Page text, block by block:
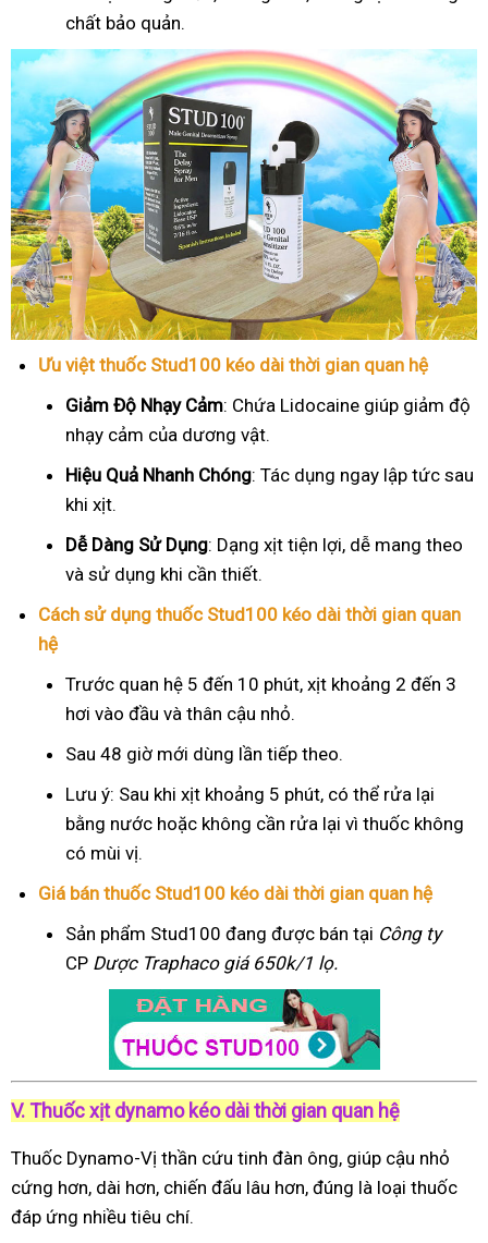
chất bảo quản.
Ưu việt thuốc Stud100 kéo dài thời gian quan hệ
Giảm Độ Nhạy Cảm: Chứa Lidocaine giúp giảm độ
nhạy cảm của dương vật.
Hiệu Quả Nhanh Chóng: Tác dụng ngay lập tức sau
khi xịt.
Dễ Dàng Sử Dụng: Dạng xịt tiện lợi, dễ mang theo
và sử dụng khi cần thiết.
Cách sử dụng thuốc Stud100 kéo dài thời gian quan
hệ
Trước quan hệ 5 đến 10 phút, xịt khoảng 2 đến 3
hơi vào đầu và thân cậu nhỏ.
Sau 48 giờ mới dùng lần tiếp theo.
Lưu ý: Sau khi xịt khoảng 5 phút, có thể rửa lại
bằng nước hoặc không cần rửa lại vì thuốc không
có mùi vị.
Giá bán thuốc Stud100 kéo dài thời gian quan hệ
Sản phẩm Stud100 đang được bán tại Công ty
CP Dược Traphacogiá 650k/1 lọ.
V. Thuốc xịt dynamo kéo dài thời gian quan hệ
Thuốc Dynamo-Vị thần cứu tinh đàn ông, giúp cậu nhỏ
cứng hơn, dài hơn, chiến đấu lâu hơn, đúng là loại thuốc
đáp ứng nhiều tiêu chí.